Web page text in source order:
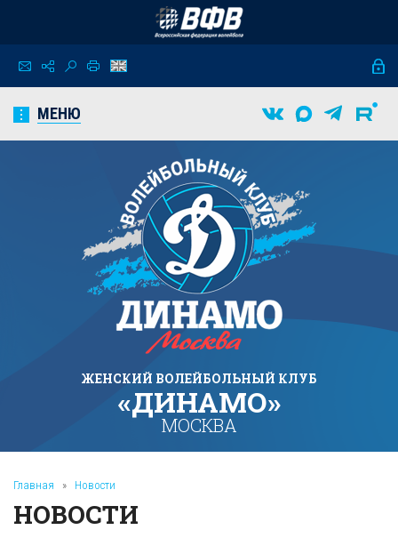
МЕНЮ
ЖЕНСКИЙ ВОЛЕЙБОЛЬНЫЙ КЛУБ
«ДИНАМО»
МОСКВА
Главная » Новости
НОВОСТИ